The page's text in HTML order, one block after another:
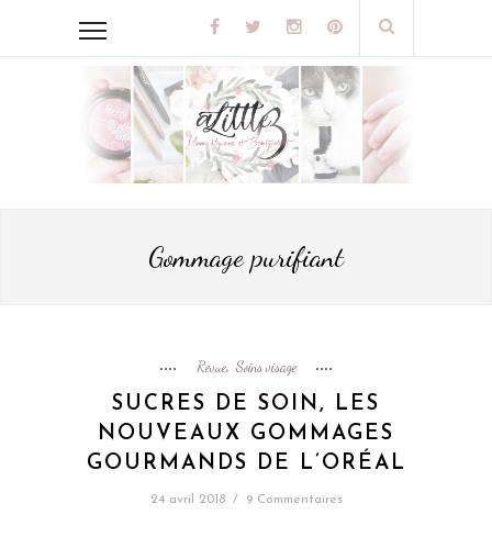
Gommage purifiant
Revue, Soins visage
SUCRES DE SOIN, LES
NOUVEAUX GOMMAGES
GOURMANDS DE L’ORÉAL
24 avril 2018 / 9 Commentaires